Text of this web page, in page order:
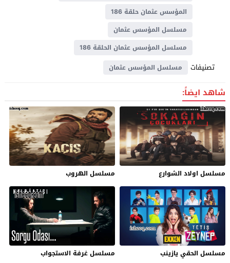
المؤسس عثمان حلقة 186
مسلسل المؤسس عثمان
مسلسل المؤسس عثمان الحلقة 186
تصنيفات مسلسل المؤسس عثمان
شاهد ايضاً:
مسلسل اولاد الشوارع مسلسل الهروب
مسلسل الحقي يازينب مسلسل غرفة الاستجواب